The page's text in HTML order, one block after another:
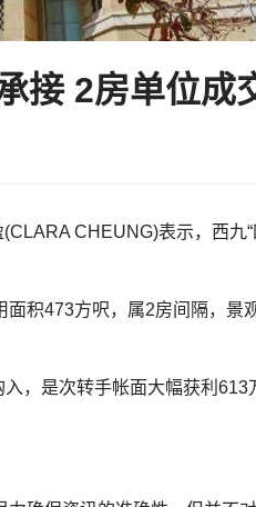
接 2房单位成
CHEUNG)表示，西九“
积473方呎，属2房间隔，景
，是次转手帐面大幅获利613